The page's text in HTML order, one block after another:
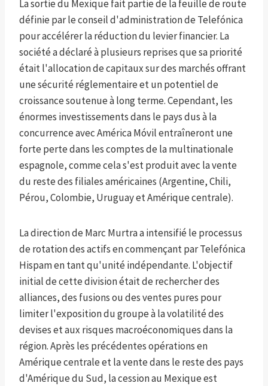
La sortie du Mexique fait partie de la feuille de route
définie par le conseil d'administration de Telefónica
pour accélérer la réduction du levier financier. La
société a déclaré à plusieurs reprises que sa priorité
était l'allocation de capitaux sur des marchés offrant
une sécurité réglementaire et un potentiel de
croissance soutenue à long terme. Cependant, les
énormes investissements dans le pays dus à la
concurrence avec América Móvil entraîneront une
forte perte dans les comptes de la multinationale
espagnole, comme cela s'est produit avec la vente
du reste des filiales américaines (Argentine, Chili,
Pérou, Colombie, Uruguay et Amérique centrale).
La direction de Marc Murtra a intensifié le processus
de rotation des actifs en commençant par Telefónica
Hispam en tant qu'unité indépendante. L'objectif
initial de cette division était de rechercher des
alliances, des fusions ou des ventes pures pour
limiter l'exposition du groupe à la volatilité des
devises et aux risques macroéconomiques dans la
région. Après les précédentes opérations en
Amérique centrale et la vente dans le reste des pays
d'Amérique du Sud, la cession au Mexique est